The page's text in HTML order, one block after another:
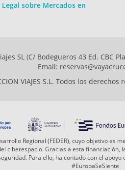
sobre Mercados en
SL (C/ Bodegueros 43 Ed. CBC
Email:
VIAJES S.L. Todos los
Regional (FEDER), cuyo objetivo
ciberespacio. Gracias a esta
Para ello, ha contado con el
#EuropaSeSiente